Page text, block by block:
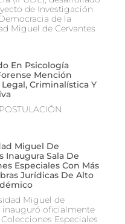
de Investigación
de la
Miguel de Cervantes
En Psicología
Mención
Criminalística Y
Miguel De
Inaugura Sala De
Especiales Con Más
Jurídicas De Alto
Miguel de
inauguró oficialmente
Especiales